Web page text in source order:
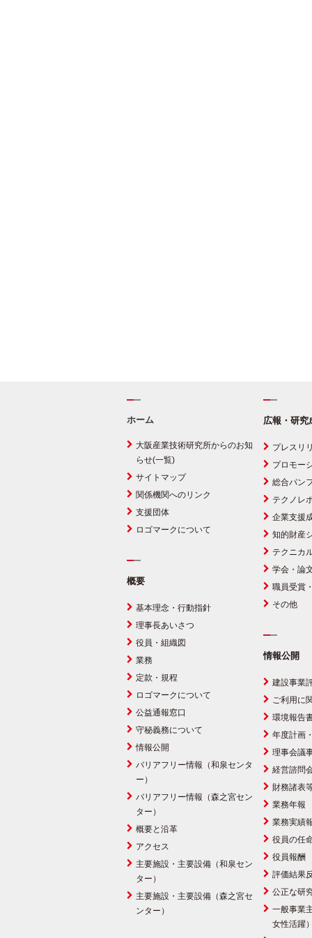
ホーム
大阪産業技術研究所からのお知
らせ(一覧)
サイトマップ
関係機関へのリンク
支援団体
ロゴマークについて
概要
基本理念・行動指針
理事長あいさつ
役員・組織図
業務
定款・規程
ロゴマークについて
公益通報窓口
守秘義務について
情報公開
バリアフリー情報（和泉センタ
ー）
バリアフリー情報（森之宮セン
ター）
概要と沿革
アクセス
主要施設・主要設備（和泉セン
ター）
主要施設・主要設備（森之宮セ
ンター）
広報・研究
プレスリ
プロモー
総合パン
テクノレ
企業支援
知的財産
テクニカ
学会・論
職員受賞
その他
情報公開
建設事業
ご利用に
環境報告
年度計画
理事会議
経営諮問
財務諸表
業務年報
業務実績
役員の任
役員報酬
評価結果
公正な研
一般事業
女性活躍